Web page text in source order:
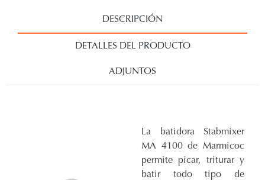
DESCRIPCIÓN
DETALLES DEL PRODUCTO
ADJUNTOS
La batidora Stabmixer
MA 4100 de Marmicoc
permite picar, triturar y
batir todo tipo de